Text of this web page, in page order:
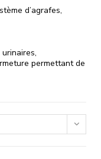
d’agrafes,
permettant de